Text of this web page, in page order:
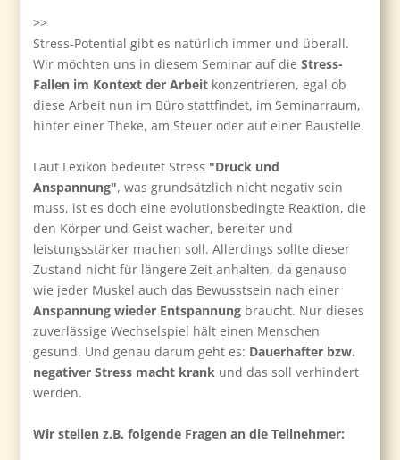
>>
Stress-Potential gibt es natürlich immer und überall.
Wir möchten uns in diesem Seminar auf dieStress-
Fallen im Kontext der Arbeit konzentrieren, egal ob
diese Arbeit nun im Büro stattfindet, im Seminarraum,
hinter einer Theke, am Steuer oder auf einer Baustelle.
Laut Lexikon bedeutet Stress "Druck und
Anspannung", was grundsätzlich nicht negativ sein
muss, ist es doch eine evolutionsbedingte Reaktion, die
den Körper und Geist wacher, bereiter und
leistungsstärker machen soll. Allerdings sollte dieser
Zustand nicht für längere Zeit anhalten, da genauso
wie jeder Muskel auch das Bewusstsein nach einer
Anspannung wieder Entspannung braucht. Nur dieses
zuverlässige Wechselspiel hält einen Menschen
gesund. Und genau darum geht es: Dauerhafter bzw.
negativer Stress macht krank und das soll verhindert
werden.
Wir stellen z.B. folgende Fragen an die Teilnehmer: